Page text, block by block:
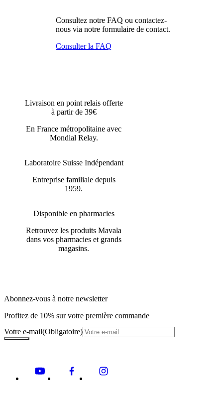
Consultez notre FAQ ou contactez-
nous via notre formulaire de contact.
Consulter la FAQ
Livraison en point relais offerte
à partir de 39€
En France métropolitaine avec
Mondial Relay.
Laboratoire Suisse Indépendant
Entreprise familiale depuis
1959.
Disponible en pharmacies
Retrouvez les produits Mavala
dans vos pharmacies et grands
magasins.
Abonnez-vous à notre newsletter
Profitez de 10% sur votre première commande
Votre e-mail(Obligatoire)